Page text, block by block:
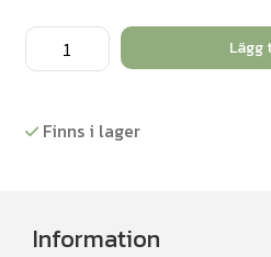
Trälim
Cascol
mängd
Lägg
Finns i lager
Information